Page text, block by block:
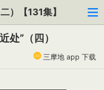
）【131集】
处”（四）
三摩地 app 下载